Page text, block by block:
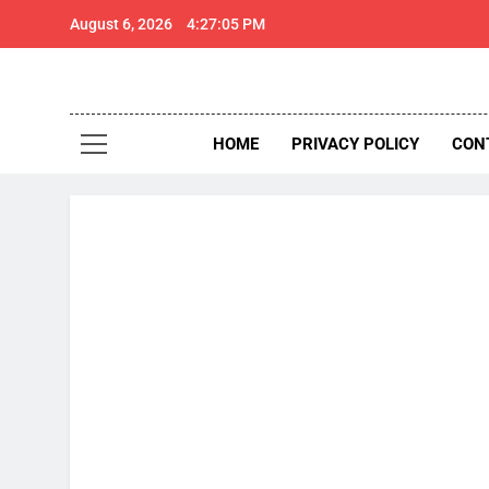
August 6, 2026 4:27:06 PM
Thar
HOME PRIVACY POLICY